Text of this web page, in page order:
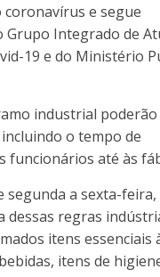
e segue
Grupo Integrado de
19 e do Ministério
industrial
o tempo de
funcionários até às
segunda a sexta-feira,
dessas regras
itens essenciais
itens de